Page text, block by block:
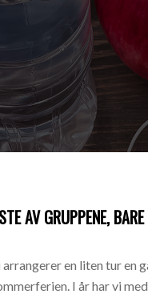
AV GRUPPENE,
en liten tur en
I år har vi med